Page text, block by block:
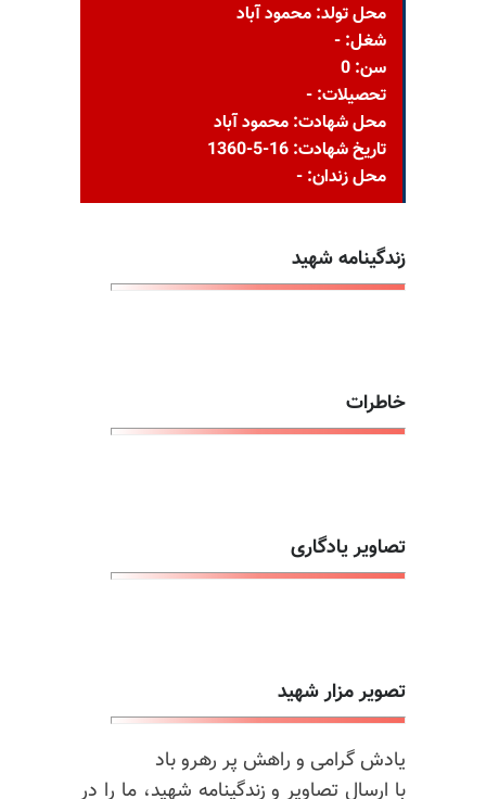
محل تولد: محمود آباد
شغل: -
سن: 0
تحصیلات: -
محل شهادت: محمود آباد
تاریخ شهادت: 16-5-1360
محل زندان: -
زندگینامه شهید
خاطرات
تصاویر یادگاری
تصویر مزار شهید
یادش گرامی و راهش پر رهرو باد
با ارسال تصاویر و زندگینامه شهید، ما را در